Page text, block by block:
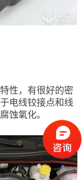
性，有很好的密
电线铰接点和线
蚀氧化。